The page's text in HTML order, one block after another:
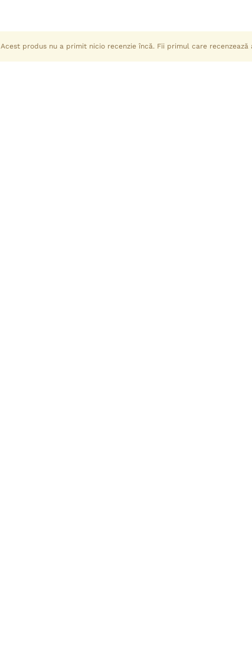
Acest produs nu a primit nicio recenzie încă. Fii primul care recenzează